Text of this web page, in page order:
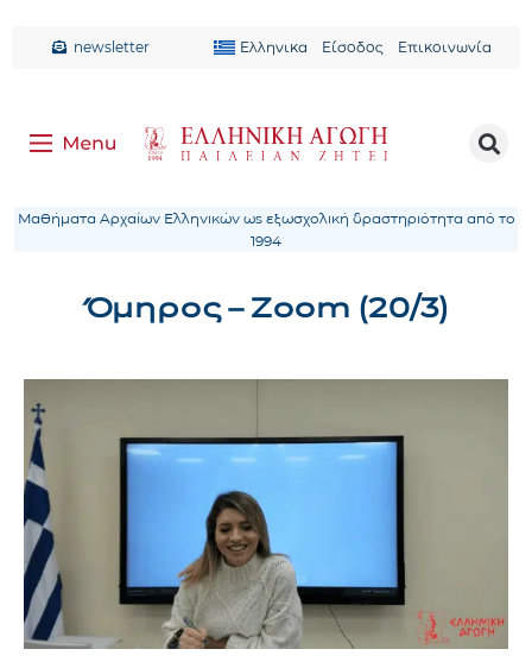
newsletter Ελληνικα Είσοδος Επικοινωνία
Μαθήματα Αρχαίων Ελληνικών ως εξωσχολική δραστηριότητα από το
1994
Όμηρος – Zoom (20/3)